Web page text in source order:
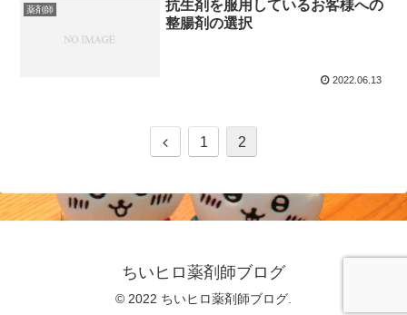
薬剤師
抗生剤を服用しているお客様への
整腸剤の選択
2022.06.13
1 2
ちいヒロ薬剤師ブログ
© 2022 ちいヒロ薬剤師ブログ.